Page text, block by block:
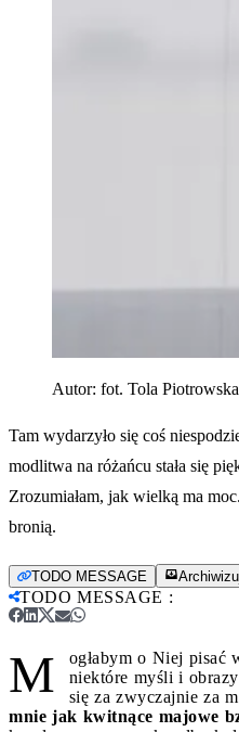
Autor: fot. Tola Piotrowska
Tam wydarzyło się coś
modlitwa na różańcu stała się
Zrozumiałam, jak wielką ma
bronią.
TODO MESSAGE
TODO MESSAGE :
M
ogłabym o Niej pisać
niektóre myśli i
się za zwyczajnie za
mnie jak kwitnące majowe